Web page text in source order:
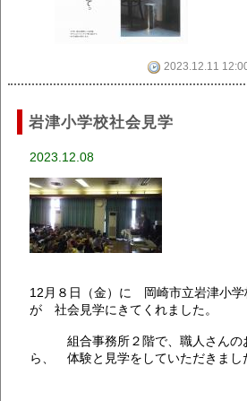
2023.12.11
岩津小学校社会見学
2023.12.08
12月８日（金）に 岡崎市立岩津小
が 社会見学にきてくれました。
組合事務所２階で、職人さんの
ら、 体験と見学をしていただきまし